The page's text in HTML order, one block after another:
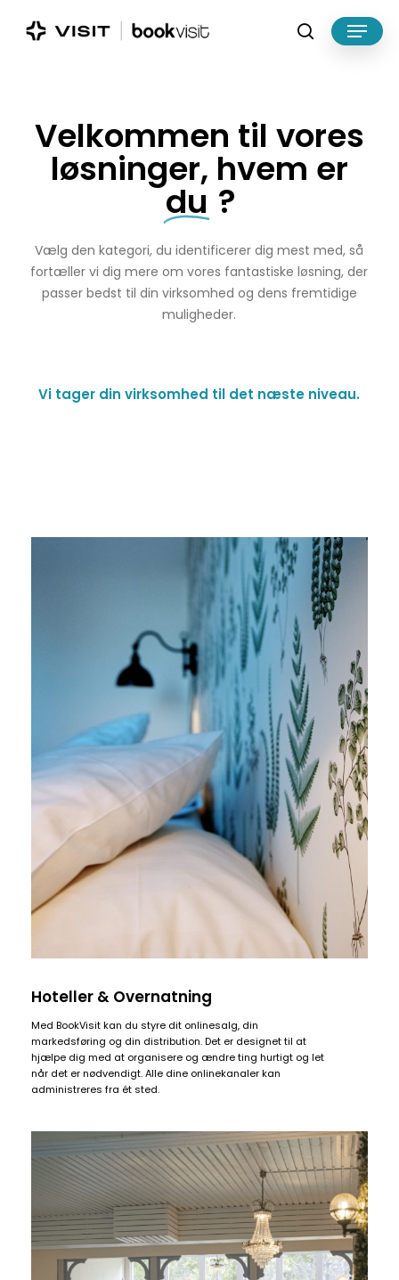
search
Menu
Velkommen til vores
løsninger, hvem er
du ?
Vælg den kategori, du identificerer dig mest med, så
fortæller vi dig mere om vores fantastiske løsning, der
passer bedst til din virksomhed og dens fremtidige
muligheder.
Vi tager din virksomhed til det næste niveau.
Hoteller & Overnatning
Med BookVisitkan du styre dit onlinesalg, din
markedsføring og din distribution. Det er designet til at
hjælpe dig med at organisere og ændre ting hurtigtog let
når det er nødvendigt. Alle dine onlinekanaler kan
administreres fra ét sted.
Daily
anti-
aging